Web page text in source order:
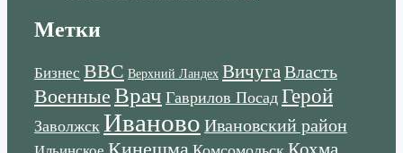
Метки
Бизнес ВВС Верхний Ландех Вичуга Власть
Военные Врач Гаврилов Посад Герой
Заволжск Иваново Ивановский район